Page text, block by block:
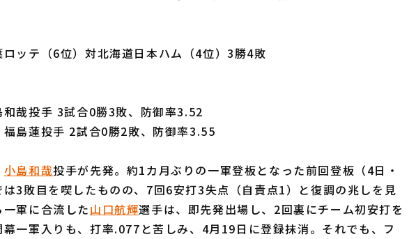
ロッテ（6位）対北海道日本ハム（4位）3勝4敗
哉投手 3試合0勝3敗、防御率3.52
福島蓮投手 2試合0勝2敗、防御率3.55
小島和哉投手が先発。約1カ月ぶりの一軍登板となった前回登板（4日・
3敗目を喫したものの、7回6安打3失点（自責点1）と復調の兆しを見
軍に合流した山口航輝選手は、即先発出場し、2回裏にチーム初安打を
一軍入りも、打率.077と苦しみ、4月19日に登録抹消。それでも、フ